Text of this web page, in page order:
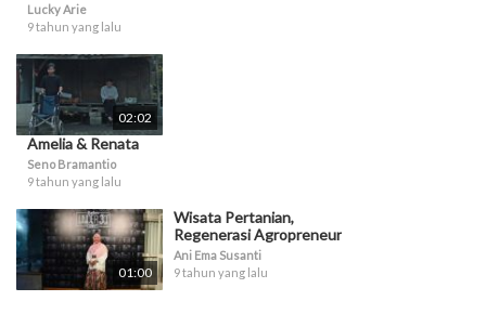
Lucky Arie
9 tahun yang lalu
02:02
Amelia & Renata
Seno Bramantio
9 tahun yang lalu
01:00
Wisata Pertanian,
Regenerasi Agropreneur
Ani Ema Susanti
9 tahun yang lalu